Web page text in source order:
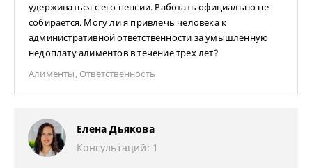
удерживаться с его пенсии. Работать официально не
собирается. Могу ли я привлечь человека к
административной ответственности за умышленную
недоплату алиментов в течение трех лет?
Алименты, Ответственность
Елена Дьякова
Консультаций: 1